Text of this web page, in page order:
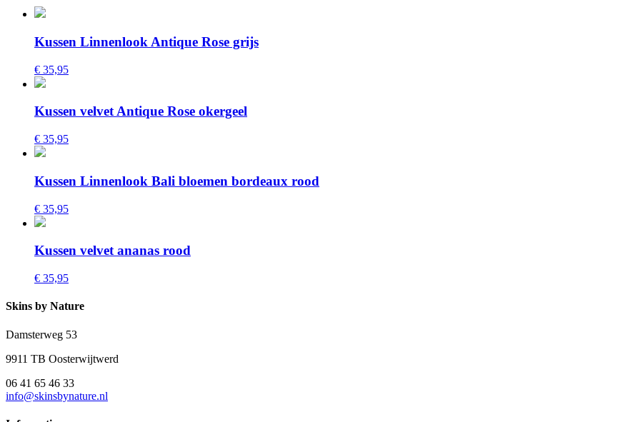
Kussen Linnenlook Antique Rose grijs
€ 35,95
Kussen velvet Antique Rose okergeel
€ 35,95
Kussen Linnenlook Bali bloemen bordeaux rood
€ 35,95
Kussen velvet ananas rood
€ 35,95
Skins by Nature
Damsterweg 53
9911 TB Oosterwijtwerd
06 41 65 46 33
info@skinsbynature.nl